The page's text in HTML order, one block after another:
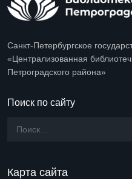
Санкт-Петербургское
«Централизованная
Петроградского района»
Поиск по сайту
Карта сайта